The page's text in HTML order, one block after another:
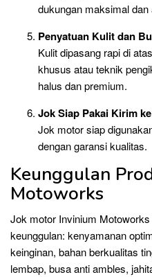
dukungan maksimal dan
Penyatuan Kulit dan
Kulit dipasang rapi di
khusus atau teknik
halus dan premium.
Jok Siap Pakai Kirim
Jok motor siap
dengan garansi kualitas.
Keunggulan
Motoworks
Jok motor Invinium
keunggulan: kenyamanan
keinginan, bahan berkualitas
lembap, busa anti ambles,